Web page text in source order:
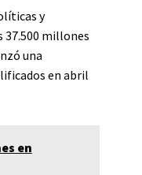
y
37.500 millones
una
en abril
en